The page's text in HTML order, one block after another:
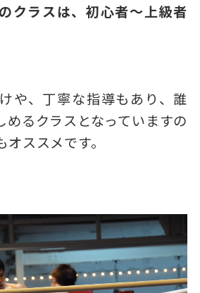
クラスは、初心者～上級者
や、丁寧な指導もあり、誰
めるクラスとなっていますの
ススメです。